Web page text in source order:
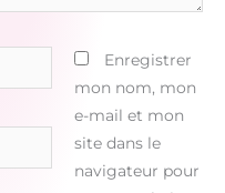
Enregistrer
mon nom, mon
e-mail et mon
site dans le
navigateur pour